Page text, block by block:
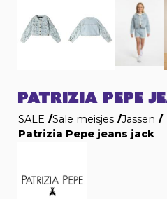
PATRIZIA PEPE
SALE /Sale meisjes /Jassen /
Patrizia Pepe jeans jack